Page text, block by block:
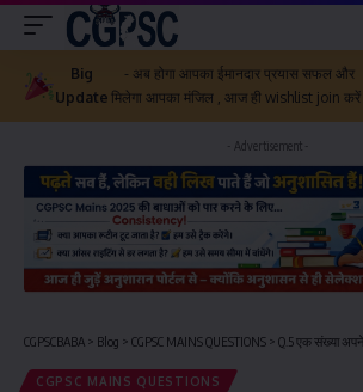
Big
Update
- अब होगा आपका ईमानदार प्रयास सफल और
मिलेगा आपका मंजिल , आज ही wishlist join करें
- Advertisement -
CGPSCBABA > Blog > CGPSC MAINS QUESTIONS > Q.5 एक संख्या अपने
CGPSC MAINS QUESTIONS